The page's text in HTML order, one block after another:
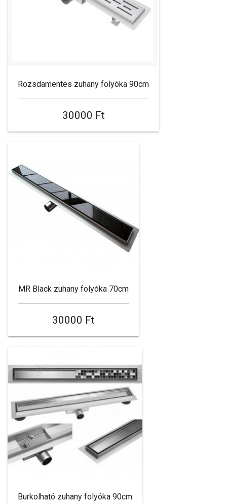
Rozsdamentes zuhany folyóka 90cm
30000 Ft
MR Black zuhany folyóka 70cm
30000 Ft
Burkolható zuhany folyóka 90cm